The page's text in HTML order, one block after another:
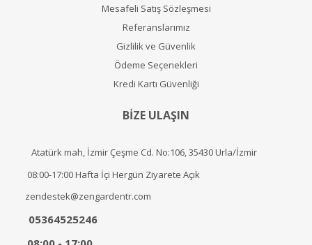
Mesafeli Satış Sözleşmesi
Referanslarımız
Gizlilik ve Güvenlik
Ödeme Seçenekleri
Kredi Kartı Güvenliği
BİZE ULAŞIN
Atatürk mah, İzmir Çeşme Cd. No:106, 35430 Urla/İzmir
08:00-17:00 Hafta İçi Hergün Ziyarete Açık
zendestek@zengardentr.com
05364525246